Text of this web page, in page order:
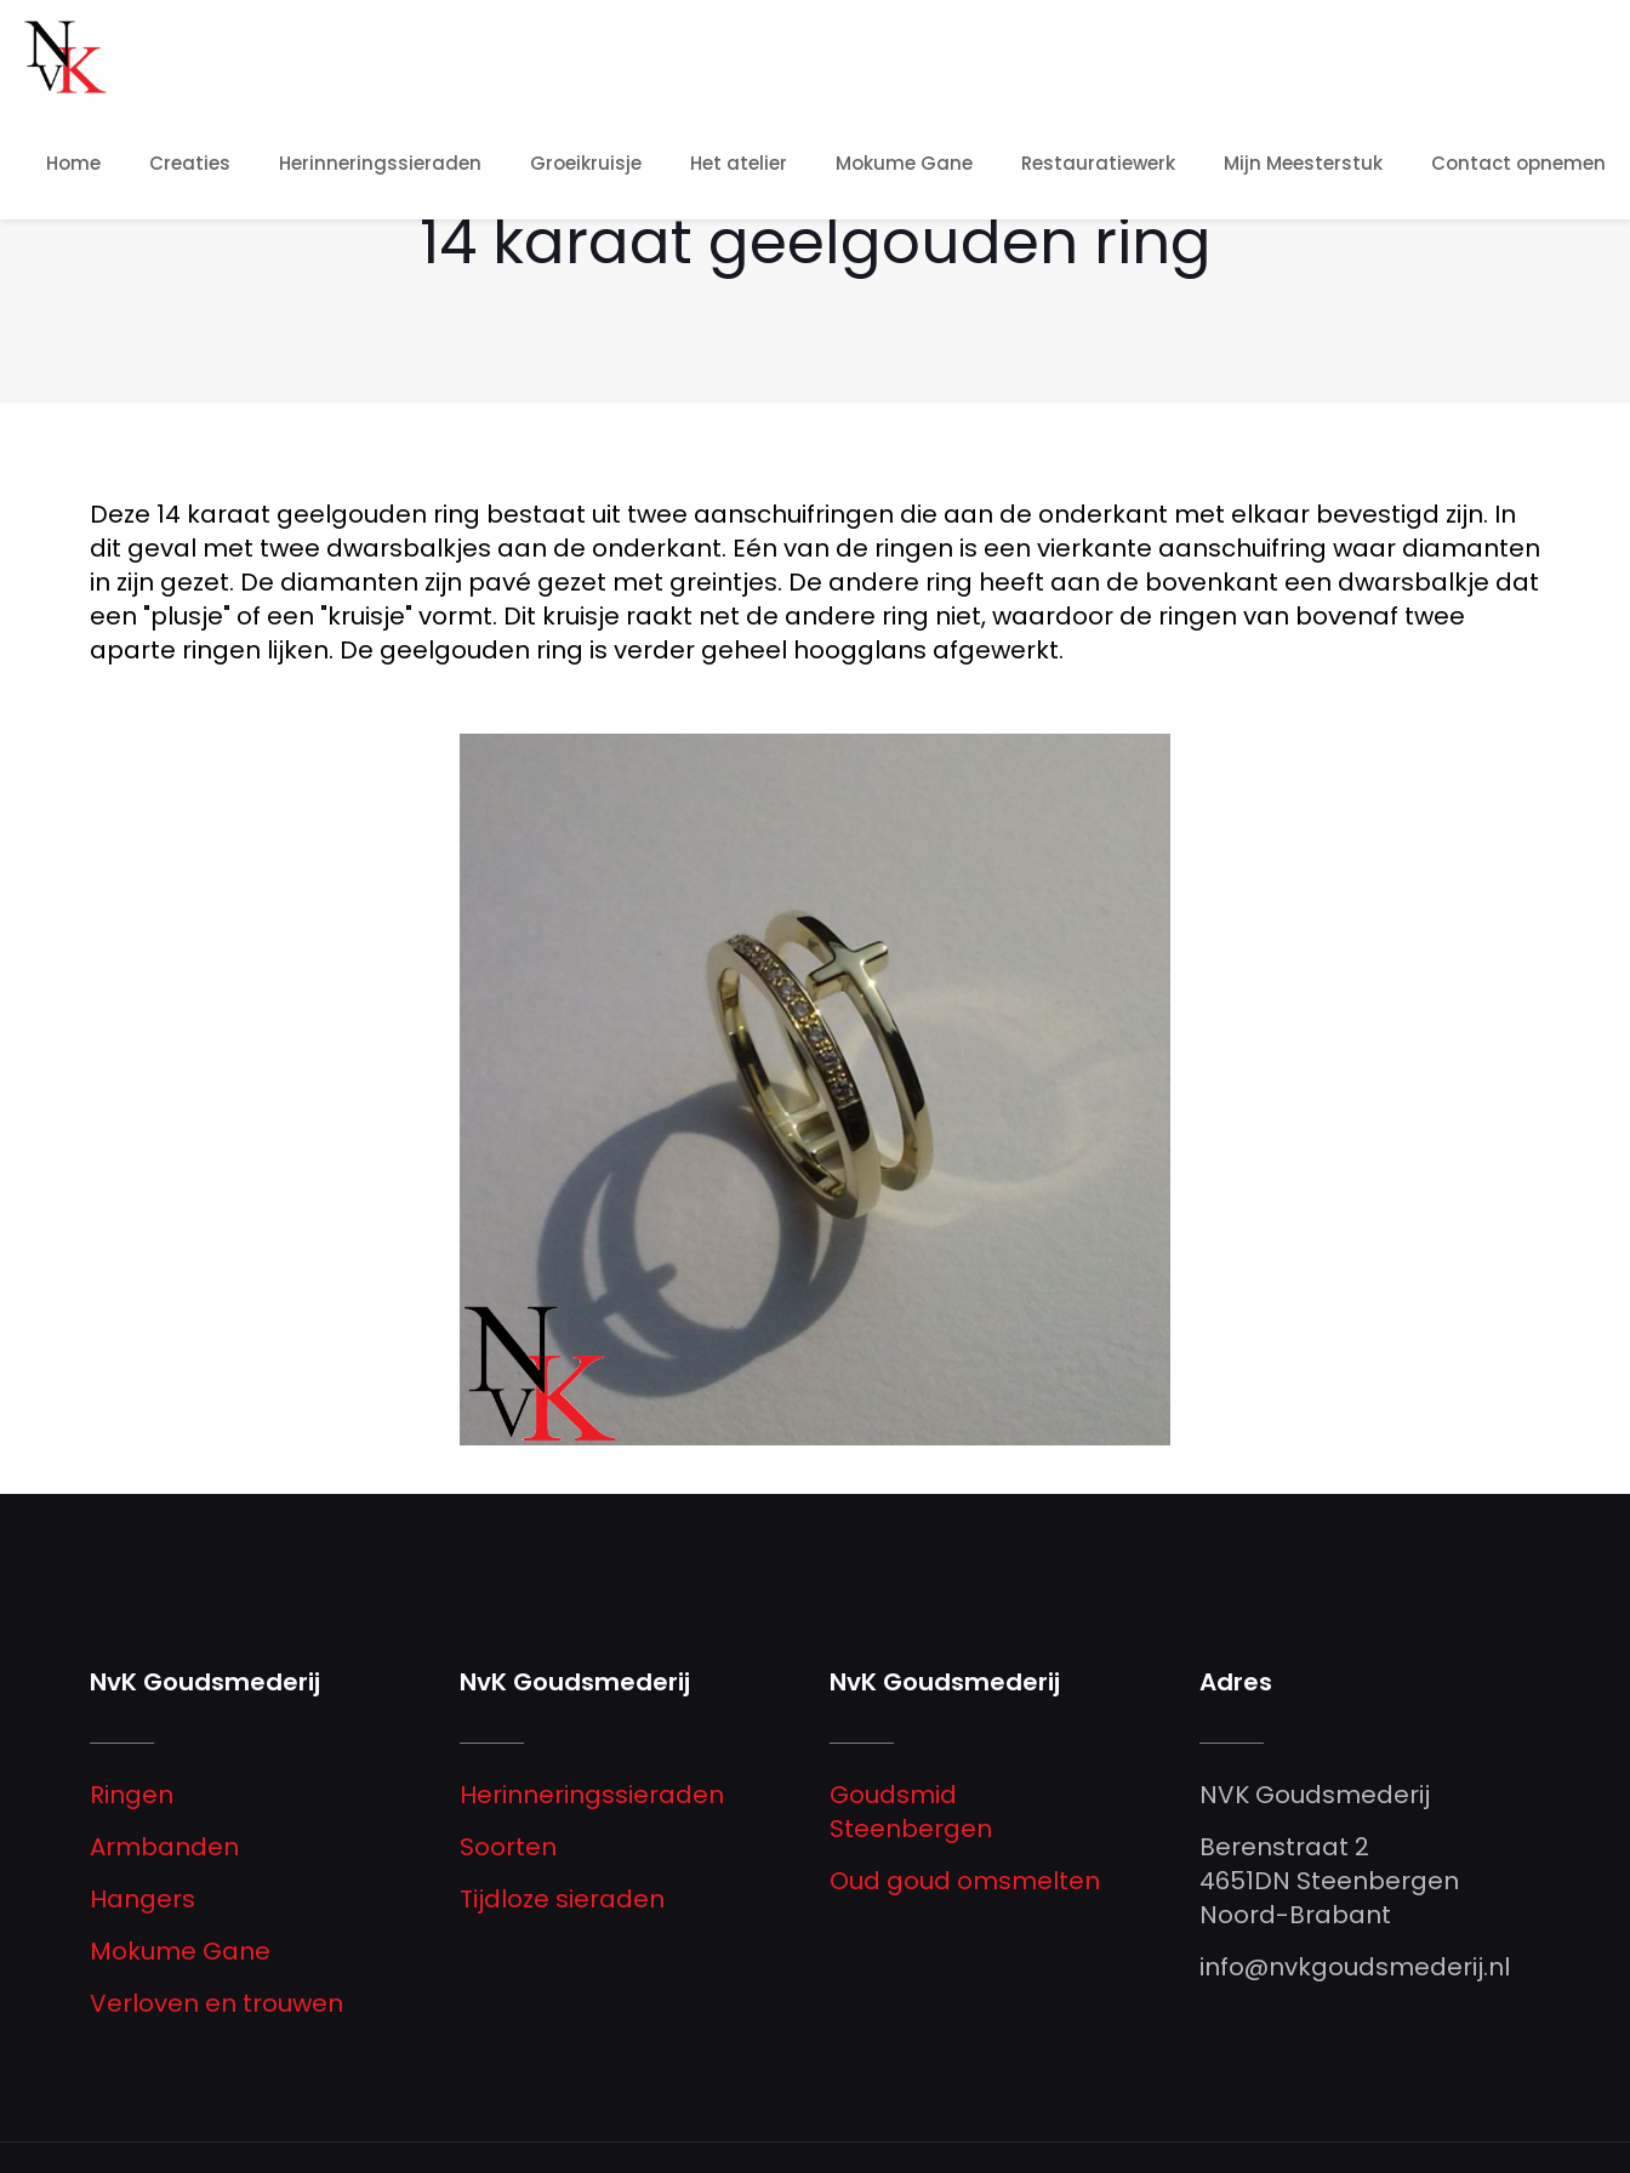
Home Creaties Herinneringssieraden Groeikruisje Het atelier Mokume Gane Restauratiewerk Mijn Meesterstuk Contact opnemen
14 karaat geelgouden ring
Deze 14 karaat geelgouden ring bestaat uit twee aanschuifringen die aan de onderkant met elkaar bevestigd zijn. In
dit geval met twee dwarsbalkjes aan de onderkant. Eén van de ringen is een vierkante aanschuifring waar diamanten
in zijn gezet. De diamanten zijn pavé gezet met greintjes. De andere ring heeft aan de bovenkant een dwarsbalkje dat
een "plusje" of een "kruisje" vormt. Dit kruisje raakt net de andere ring niet, waardoor de ringen van bovenaf twee
aparte ringen lijken. De geelgouden ring is verder geheel hoogglans afgewerkt.
NvK Goudsmederij
Ringen
Armbanden
Hangers
Mokume Gane
Verloven en trouwen
NvK Goudsmederij
Herinneringssieraden
Soorten
Tijdloze sieraden
NvK Goudsmederij
Goudsmid
Steenbergen
Oud goud omsmelten
Adres
NVK Goudsmederij
Berenstraat 2
4651DN Steenbergen
Noord-Brabant
info@nvkgoudsmederij.nl